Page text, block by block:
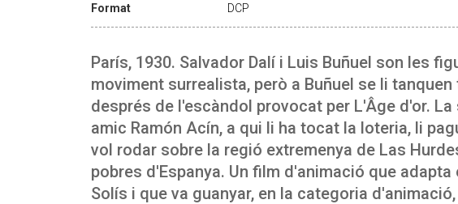
Format DCP
París, 1930. Salvador Dalí i Luis Buñuel son les
moviment surrealista, però a Buñuel se li
després de l'escàndol provocat per L'Âge d'or.
amic Ramón Acín, a qui li ha tocat la loteria, li
vol rodar sobre la regió extremenya de Las
pobres d'Espanya. Un film d'animació que
Solís i que va guanyar, en la categoria